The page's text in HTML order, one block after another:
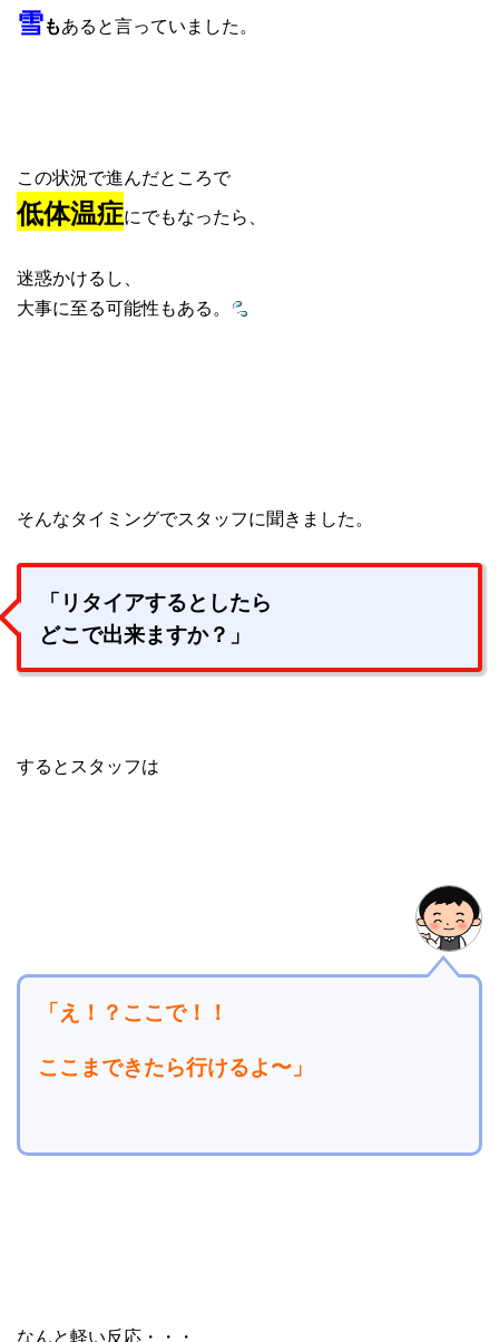
雪もあると言っていました。
この状況で進んだところで
低体温症にでもなったら、
迷惑かけるし、
大事に至る可能性もある。
そんなタイミングでスタッフに聞きました。
「リタイアするとしたら
どこで出来ますか？」
するとスタッフは
「え！？ここで！！
ここまできたら行けるよ〜」
なんと軽い反応・・・